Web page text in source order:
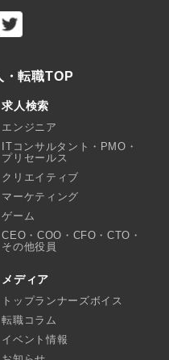
・転職TOP
求人検索
エンジニア
ITコンサルタント・PMO・
プリセールス
クリエイティブ
マーケティング
ゲーム
CEO・COO・CFO・CTO・
その他役員
メディア
トップランナーズボイス
転職コラム
イベント情報